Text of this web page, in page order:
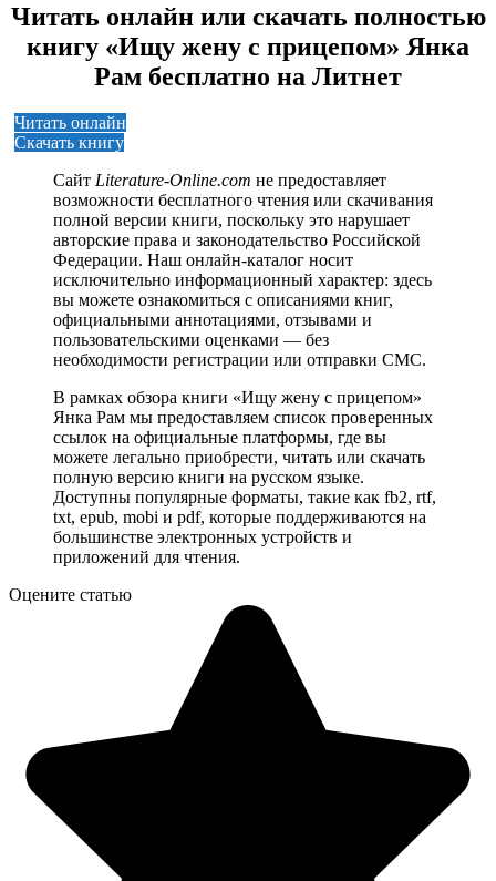
Читать онлайн или скачать полностью
книгу «Ищу жену с прицепом» Янка
Рам бесплатно на Литнет
Читать онлайн
Скачать книгу
Сайт Literature-Online.com не предоставляет
возможности бесплатного чтения или скачивания
полной версии книги, поскольку это нарушает
авторские права и законодательство Российской
Федерации. Наш онлайн-каталог носит
исключительно информационный характер: здесь
вы можете ознакомиться с описаниями книг,
официальными аннотациями, отзывами и
пользовательскими оценками — без
необходимости регистрации или отправки СМС.
В рамках обзора книги «Ищу жену с прицепом»
Янка Рам мы предоставляем список проверенных
ссылок на официальные платформы, где вы
можете легально приобрести, читать или скачать
полную версию книги на русском языке.
Доступны популярные форматы, такие как fb2, rtf,
txt, epub, mobi и pdf, которые поддерживаются на
большинстве электронных устройств и
приложений для чтения.
Оцените статью